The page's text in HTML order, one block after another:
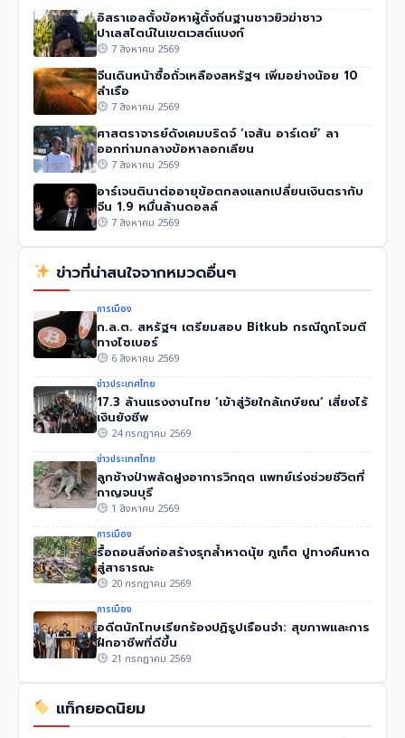
อิสราเอลตั้งข้อหาผู้ตั้งถิ่นฐานชาวยิวฆ่าชาว
ปาเลสไตน์ในเขตเวสต์แบงก์
7 สิงหาคม 2569
จีนเดินหน้าซื้อถั่วเหลืองสหรัฐฯ เพิ่มอย่างน้อย 10
ลำเรือ
7 สิงหาคม 2569
ศาสตราจารย์ดังเคมบริดจ์ ‘เจสัน อาร์เดย์’ ลา
ออกท่ามกลางข้อหาลอกเลียน
7 สิงหาคม 2569
อาร์เจนตินาต่ออายุข้อตกลงแลกเปลี่ยนเงินตรากับ
จีน 1.9 หมื่นล้านดอลล์
7 สิงหาคม 2569
ข่าวที่น่าสนใจจากหมวดอื่นๆ
การเมือง
ก.ล.ต. สหรัฐฯ เตรียมสอบ Bitkub กรณีถูกโจมตี
ทางไซเบอร์
6 สิงหาคม 2569
ข่าวประเทศไทย
17.3 ล้านแรงงานไทย ‘เข้าสู่วัยใกล้เกษียณ’ เสี่ยงไร้
เงินยังชีพ
24 กรกฎาคม 2569
ข่าวประเทศไทย
ลูกช้างป่าพลัดฝูงอาการวิกฤต แพทย์เร่งช่วยชีวิตที่
กาญจนบุรี
1 สิงหาคม 2569
การเมือง
รื้อถอนสิ่งก่อสร้างรุกล้ำหาดนุ้ย ภูเก็ต ปูทางคืนหาด
สู่สาธารณะ
20 กรกฎาคม 2569
การเมือง
อดีตนักโทษเรียกร้องปฏิรูปเรือนจำ: สุขภาพและการ
ฝึกอาชีพที่ดีขึ้น
21 กรกฎาคม 2569
แท็กยอดนิยม